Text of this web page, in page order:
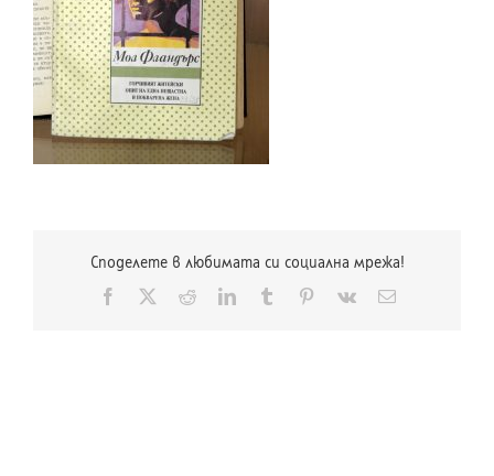
Споделете в любимата си социална мрежа!
Facebook RedditLinkedInTumblr Pinterest
Vk
Електронна